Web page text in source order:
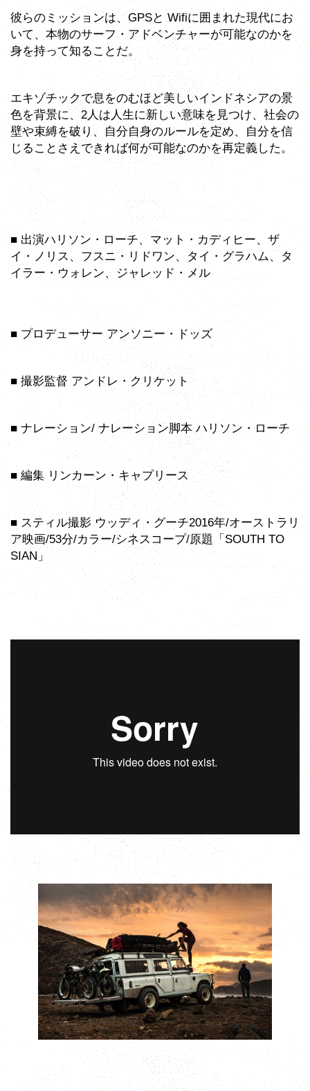
彼らのミッションは、GPSと Wifiに囲まれた現代にお
いて、本物のサーフ・アドベンチャーが可能なのかを
身を持って知ることだ。
エキゾチックで息をのむほど美しいインドネシアの景
色を背景に、2人は人生に新しい意味を見つけ、社会の
壁や束縛を破り、自分自身のルールを定め、自分を信
じることさえできれば何が可能なのかを再定義した。
■ 出演ハリソン・ローチ、マット・カディヒー、ザ
イ・ノリス、フスニ・リドワン、タイ・グラハム、タ
イラー・ウォレン、ジャレッド・メル
■ プロデューサー アンソニー・ドッズ
■ 撮影監督 アンドレ・クリケット
■ ナレーション/ ナレーション脚本 ハリソン・ローチ
■ 編集 リンカーン・キャプリース
■ スティル撮影 ウッディ・グーチ2016年/オーストラリ
ア映画/53分/カラー/シネスコープ/原題「SOUTH TO
SIAN」